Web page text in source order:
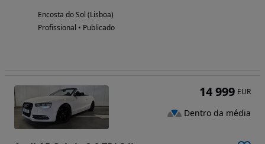
Encosta do Sol (Lisboa)
Profissional • Publicado
14 999 EUR
Dentro da média